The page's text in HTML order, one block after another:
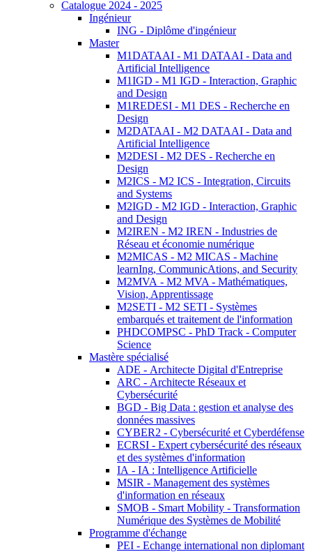
Catalogue 2024 - 2025
Ingénieur
ING - Diplôme d'ingénieur
Master
M1DATAAI - M1 DATAAI - Data and
Artificial Intelligence
M1IGD - M1 IGD - Interaction, Graphic
and Design
M1REDESI - M1 DES - Recherche en
Design
M2DATAAI - M2 DATAAI - Data and
Artificial Intelligence
M2DESI - M2 DES - Recherche en
Design
M2ICS - M2 ICS - Integration, Circuits
and Systems
M2IGD - M2 IGD - Interaction, Graphic
and Design
M2IREN - M2 IREN - Industries de
Réseau et économie numérique
M2MICAS - M2 MICAS - Machine
learnIng, CommunicAtions, and Security
M2MVA - M2 MVA - Mathématiques,
Vision, Apprentissage
M2SETI - M2 SETI - Systèmes
embarqués et traitement de l'information
PHDCOMPSC - PhD Track - Computer
Science
Mastère spécialisé
ADE - Architecte Digital d'Entreprise
ARC - Architecte Réseaux et
Cybersécurité
BGD - Big Data : gestion et analyse des
données massives
CYBER2 - Cybersécurité et Cyberdéfense
ECRSI - Expert cybersécurité des réseaux
et des systèmes d'information
IA - IA : Intelligence Artificielle
MSIR - Management des systèmes
d'information en réseaux
SMOB - Smart Mobility - Transformation
Numérique des Systèmes de Mobilité
Programme d'échange
PEI - Echange international non diplomant